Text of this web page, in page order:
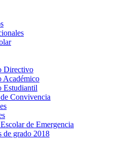
Directivo
Académico
Estudiantil
Convivencia
de Emergencia
de grado 2018